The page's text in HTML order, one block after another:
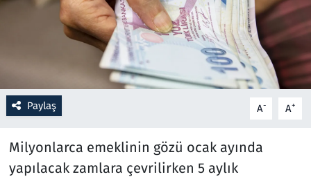
Paylaş A- A+
Milyonlarca emeklinin gözü ocak ayında
yapılacak zamlara çevrilirken 5 aylık
Rüya Tabirleri
Savunma Sanayi
Spor